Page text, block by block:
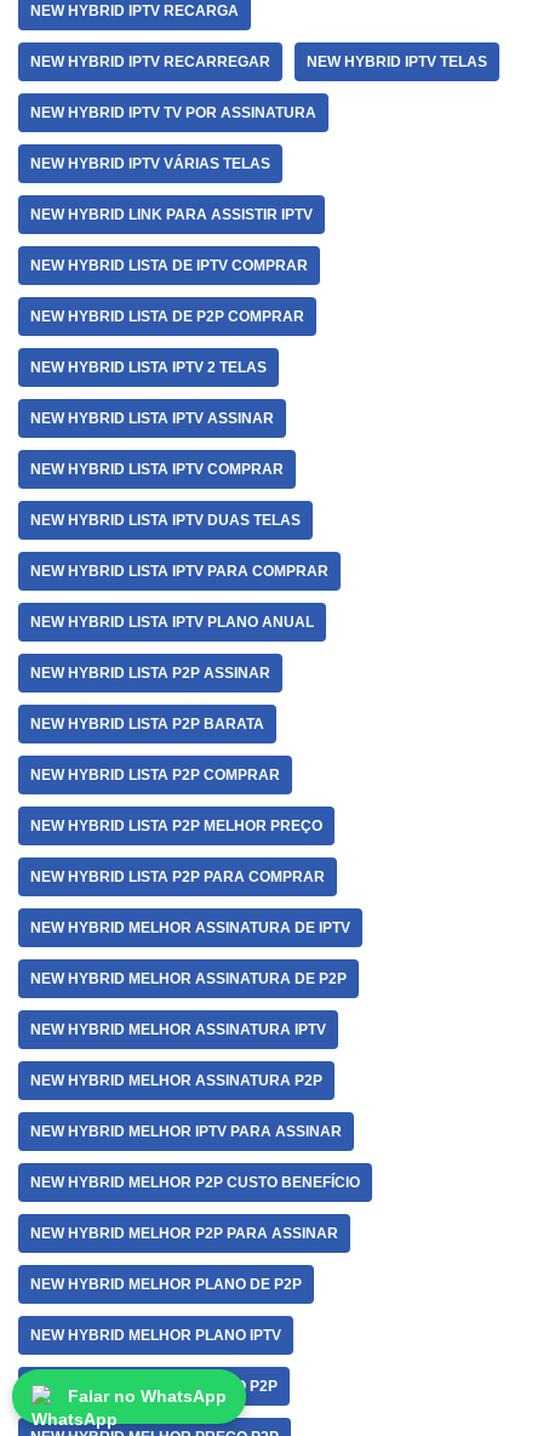
NEW HYBRID IPTV RECARGA
NEW HYBRID IPTV RECARREGAR NEW HYBRID IPTV TELAS
NEW HYBRID IPTV TV POR ASSINATURA
NEW HYBRID IPTV VÁRIAS TELAS
NEW HYBRID LINK PARA ASSISTIR IPTV
NEW HYBRID LISTA DE IPTV COMPRAR
NEW HYBRID LISTA DE P2P COMPRAR
NEW HYBRID LISTA IPTV 2 TELAS
NEW HYBRID LISTA IPTV ASSINAR
NEW HYBRID LISTA IPTV COMPRAR
NEW HYBRID LISTA IPTV DUAS TELAS
NEW HYBRID LISTA IPTV PARA COMPRAR
NEW HYBRID LISTA IPTV PLANO ANUAL
NEW HYBRID LISTA P2P ASSINAR
NEW HYBRID LISTA P2P BARATA
NEW HYBRID LISTA P2P COMPRAR
NEW HYBRID LISTA P2P MELHOR PREÇO
NEW HYBRID LISTA P2P PARA COMPRAR
NEW HYBRID MELHOR ASSINATURA DE IPTV
NEW HYBRID MELHOR ASSINATURA DE P2P
NEW HYBRID MELHOR ASSINATURA IPTV
NEW HYBRID MELHOR ASSINATURA P2P
NEW HYBRID MELHOR IPTV PARA ASSINAR
NEW HYBRID MELHOR P2P CUSTO BENEFÍCIO
NEW HYBRID MELHOR P2P PARA ASSINAR
NEW HYBRID MELHOR PLANO DE P2P
NEW HYBRID MELHOR PLANO IPTV
NEW HYBRID MELHOR PLANO P2P
Falar no WhatsApp